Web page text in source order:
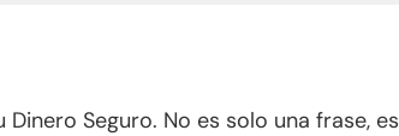
Seguro. No es solo una frase, es